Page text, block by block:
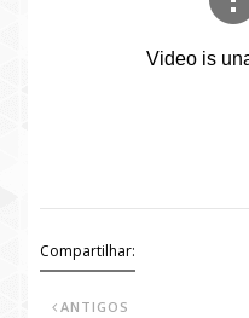
Compartilhar:
ANTIGOS